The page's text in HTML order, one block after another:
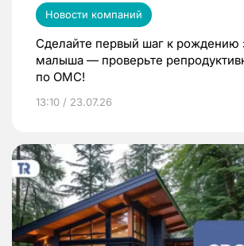
Новости компаний
Сделайте первый шаг к рождению
малыша — проверьте
по ОМС!
13:10 / 23.07.26